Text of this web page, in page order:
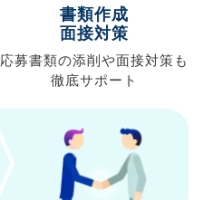
書類作成
面接対策
応募書類の添削や面接対策も
徹底サポート